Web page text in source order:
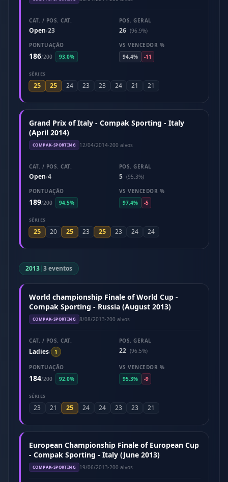
CAT. / POS. CAT.
Open/23
POS. GERAL
26 (96.9%)
PONTUAÇÃO
186/200 93.0%
VS VENCEDOR %
94.4%
-11
SÉRIES
25 25 24 23 23 24 21 21
Grand Prix of Italy - Compak Sporting - Italy
(April 2014)
COMPAK-SPORTING 12/04/2014·200 alvos
CAT. / POS. CAT.
Open/4
POS. GERAL
5 (95.3%)
PONTUAÇÃO
189/200 94.5%
VS VENCEDOR %
97.4%
-5
SÉRIES
25 20 25 23 25 23 24 24
2013|3 eventos
World championship Finale of World Cup -
Compak Sporting - Russia (August 2013)
COMPAK-SPORTING 8/08/2013·200 alvos
CAT. / POS. CAT.
Ladies/ 1
POS. GERAL
22 (96.5%)
PONTUAÇÃO
184/200 92.0%
VS VENCEDOR %
95.3%
-9
SÉRIES
23 21 25 24 24 23 23 21
European Championship Finale of European Cup
- Compak Sporting - Italy (June 2013)
COMPAK-SPORTING 19/06/2013·200 alvos